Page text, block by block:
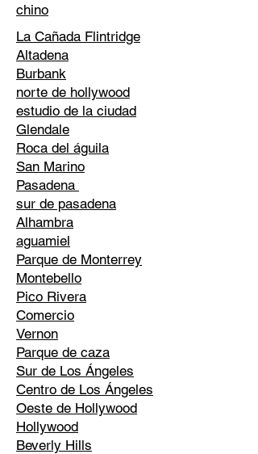
chino
La Cañada Flintridge
Altadena
Burbank
norte de hollywood
estudio de la ciudad
Glendale
Roca del águila
San Marino
Pasadena
sur de pasadena
Alhambra
aguamiel
Parque de Monterrey
Montebello
Pico Rivera
Comercio
Vernon
Parque de caza
Sur de Los Ángeles
Centro de Los Ángeles
Oeste de Hollywood
Hollywood
Beverly Hills